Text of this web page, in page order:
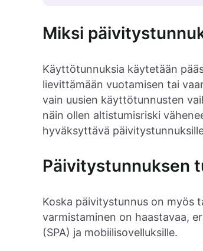
Miksi
Käyttötunnuksia käytetään
lievittämään vuotamisen tai
vain uusien käyttötunnusten
näin ollen altistumisriski
hyväksyttävä
Päivitystunnuksen
Koska päivitystunnus on myös
varmistaminen on haastavaa,
(SPA) ja mobiilisovelluksille.